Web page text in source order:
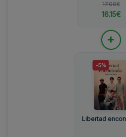
17.00€
16.15€
+
-5%
Libertad